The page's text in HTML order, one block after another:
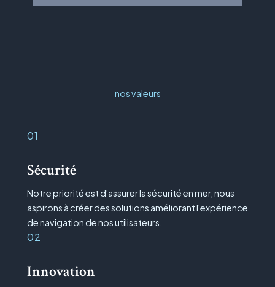
nos valeurs
01
Sécurité
Notre priorité est d'assurer la sécurité en mer, nous
aspirons à créer des solutions améliorant l'expérience
de navigation de nos utilisateurs.
02
Innovation